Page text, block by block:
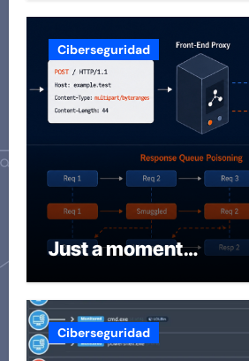
Ciberseguridad
Just a moment…
Ciberseguridad